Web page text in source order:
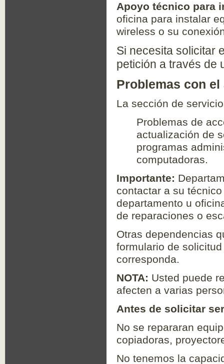
Apoyo técnico para
oficina para instalar
wireless o su
Si necesita solicitar
petición a través de
Problemas con
La sección de
Problemas de
actualización de
programas
computadoras.
Importante:
contactar a su
departamento u
de reparaciones o
Otras dependencias
formulario de
corresponda.
NOTA: Usted puede
afecten a varias
Antes de solicitar
No se repararan
copiadoras,
No tenemos la